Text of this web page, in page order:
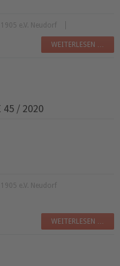
e.V. Neudorf
WEITERLESEN …
45 / 2020
e.V. Neudorf
WEITERLESEN …